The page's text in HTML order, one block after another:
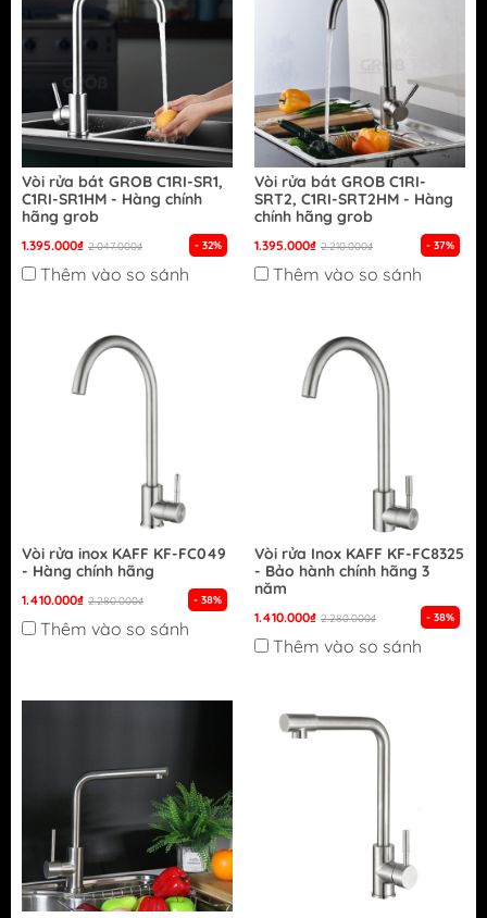
Vòi rửa bát GROB C1RI-SR1,
C1RI-SR1HM - Hàng chính
hãng grob
1.395.000₫ 2.047.000₫ - 32%
Thêm vào so sánh
Vòi rửa bát GROB C1RI-
SRT2, C1RI-SRT2HM - Hàng
chính hãng grob
1.395.000₫ 2.210.000₫ - 37%
Thêm vào so sánh
Vòi rửa inox KAFF KF-FC049
- Hàng chính hãng
1.410.000₫ 2.280.000₫ - 38%
Thêm vào so sánh
Vòi rửa Inox KAFF KF-FC8325
- Bảo hành chính hãng 3
năm
1.410.000₫ 2.280.000₫ - 38%
Thêm vào so sánh